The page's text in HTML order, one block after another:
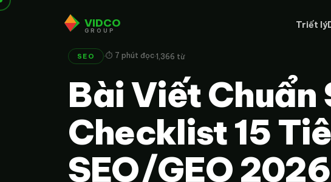
VIDCO
GROUP
Triết lý
SEO ·⏱ 7 phút đọc·1,366 từ
Bài Viết Chuẩn
Checklist 15
SEO/GEO 2026